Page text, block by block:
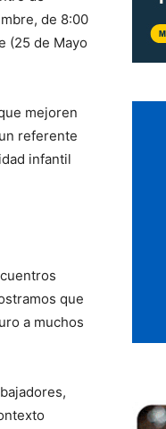
de 8:00
(25 de Mayo
mejoren
referente
infantil
que
a muchos